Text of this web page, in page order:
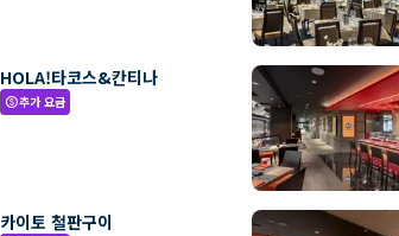
HOLA!타코스&칸티나
paid추가 요금
카이토 철판구이